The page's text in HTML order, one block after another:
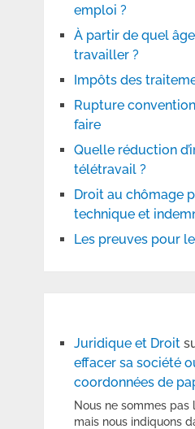
emploi ?
À partir de quel
travailler ?
Impôts des
Rupture
faire
Quelle réduction
télétravail ?
Droit au chômage
technique et
Les preuves pour
Juridique et Droit
effacer sa société
coordonnées de
Nous ne sommes pas
mais nous indiquons